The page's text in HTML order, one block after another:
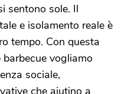
sentono sole. Il
e isolamento reale è
tempo. Con questa
vogliamo
sociale,
che aiutino a